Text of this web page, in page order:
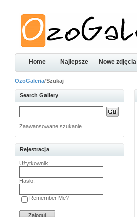
Home Najlepsze Nowe zdjęcia
OzoGaleria/Szukaj
Search Gallery
Zaawansowane szukanie
Rejestracja
Użytkownik:
Hasło:
Remember Me?